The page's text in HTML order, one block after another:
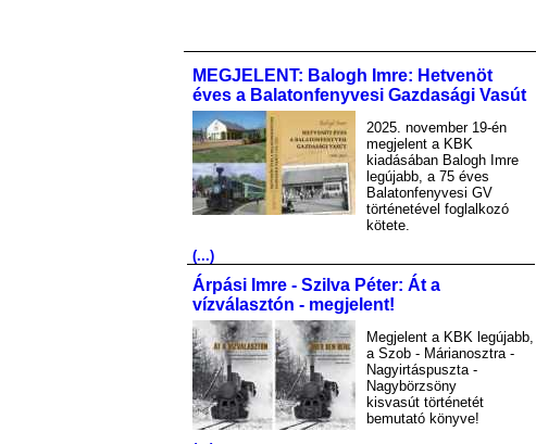
MEGJELENT: Balogh Imre: Hetvenöt
éves a Balatonfenyvesi Gazdasági Vasút
2025. november 19-én
megjelent a KBK
kiadásában Balogh Imre
legújabb, a 75 éves
Balatonfenyvesi GV
történetével foglalkozó
kötete.
(...)
Árpási Imre - Szilva Péter: Át a
vízválasztón - megjelent!
Megjelent a KBK legújabb,
a Szob - Márianosztra -
Nagyirtáspuszta -
Nagybörzsöny
kisvasút történetét
bemutató könyve!